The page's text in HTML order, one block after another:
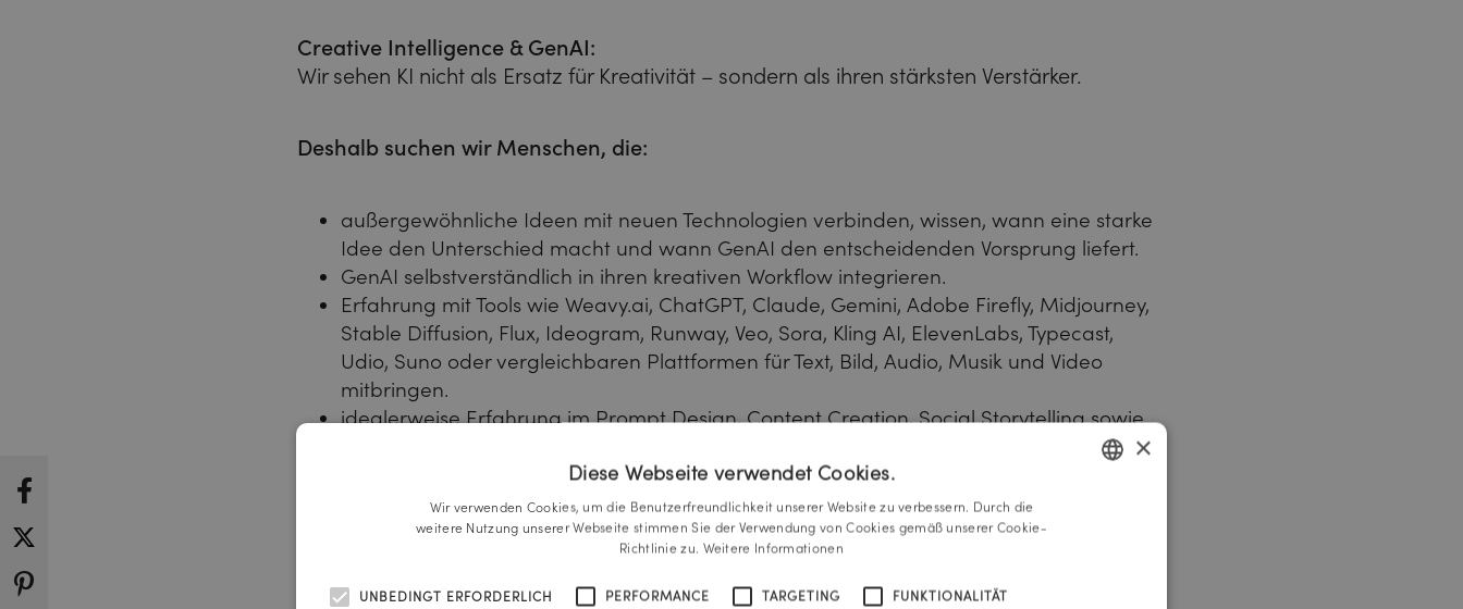
Creative Intelligence & GenAI:
Wir sehen KI nicht als Ersatz für Kreativität – sondern als ihren stärksten Verstärker.
Deshalb suchen wir Menschen, die:
außergewöhnliche Ideen mit neuen Technologien verbinden, wissen, wann eine starke
Idee den Unterschied macht und wann GenAI den entscheidenden Vorsprung liefert.
GenAI selbstverständlich in ihren kreativen Workflow integrieren.
Erfahrung mit Tools wie Weavy.ai, ChatGPT, Claude, Gemini, Adobe Firefly, Midjourney,
Stable Diffusion, Flux, Ideogram, Runway, Veo, Sora, Kling AI, ElevenLabs, Typecast,
Udio, Suno oder vergleichbaren Plattformen für Text, Bild, Audio, Musik und Video
mitbringen.
idealerweise Erfahrung im Prompt Design, Content Creation, Social Storytelling sowie
Was dich erwartet
Ein inspirierender Arbeitsplatz mitten in Wien, Linz oder Graz.
×
Diese Webseite verwendet Cookies.
Wir verwenden Cookies, um die Benutzerfreundlichkeit unserer Website zu verbessern. Durch die
weitere Nutzung unserer Webseite stimmen Sie der Verwendung von Cookies gemäß unserer Cookie-
Richtlinie zu. Weitere Informationen
UNBEDINGT ERFORDERLICH PERFORMANCE TARGETING FUNKTIONALITÄT